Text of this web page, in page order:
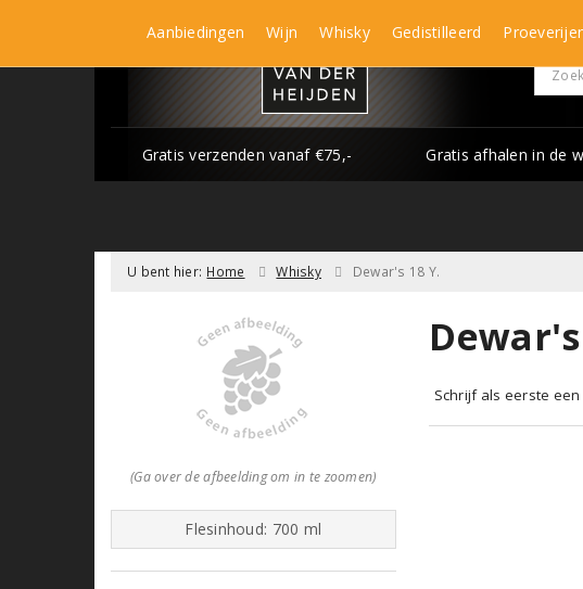
Gratis verzenden vanaf €75,- Gratis afhalen in de
Aanbiedingen Wijn Whisky Gedistilleerd
U bent hier: Home Whisky Dewar's 18 Y.
(Ga over de afbeelding om in te zoomen)
Flesinhoud: 700 ml
Schrijf als eerste